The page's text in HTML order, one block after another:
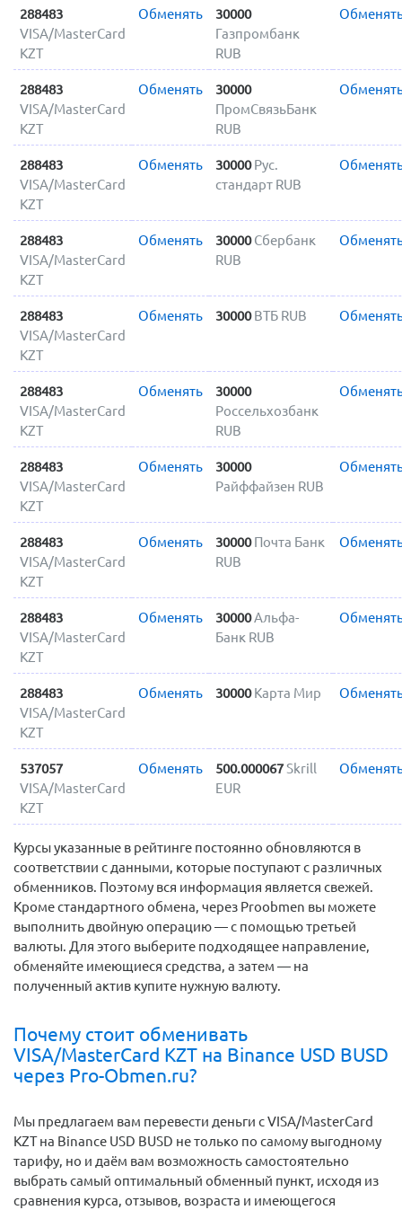
288483
VISA/MasterCard
KZT
Обменять
30000
Газпромбанк
RUB
288483
VISA/MasterCard
KZT
Обменять
30000
ПромСвязьБанк
RUB
288483
VISA/MasterCard
KZT
Обменять 30000 Рус.
стандарт RUB
288483
VISA/MasterCard
KZT
Обменять 30000 Сбербанк
RUB
288483
VISA/MasterCard
KZT
Обменять 30000 ВТБ RUB
288483
VISA/MasterCard
KZT
Обменять
30000
Россельхозбанк
RUB
288483
VISA/MasterCard
KZT
Обменять
30000
Райффайзен RUB
288483
VISA/MasterCard
KZT
Обменять 30000 Почта Банк
RUB
288483
VISA/MasterCard
KZT
Обменять 30000Альфа-
Банк RUB
288483
VISA/MasterCard
KZT
Обменять 30000 Карта Мир
537057
VISA/MasterCard
KZT
Обменять 500.000067Skrill
EUR
Курсы указанные в рейтинге постоянно обновляются в
соответствии с данными, которые поступают с различных
обменников. Поэтому вся информация является свежей.
Кроме стандартного обмена, через Proobmen вы можете
выполнить двойную операцию — с помощью третьей
валюты. Для этого выберите подходящее направление,
обменяйте имеющиеся средства, а затем — на
полученный актив купите нужную валюту.
Почему стоит обменивать
VISA/MasterCard KZT на Binance USD BUSD
через Pro-Obmen.ru?
Мы предлагаем вам перевести деньги c VISA/MasterCard
KZT на Binance USD BUSD не только по самому выгодному
тарифу, но и даём вам возможность самостоятельно
выбрать самый оптимальный обменный пункт, исходя из
сравнения курса, отзывов, возраста и имеющегося